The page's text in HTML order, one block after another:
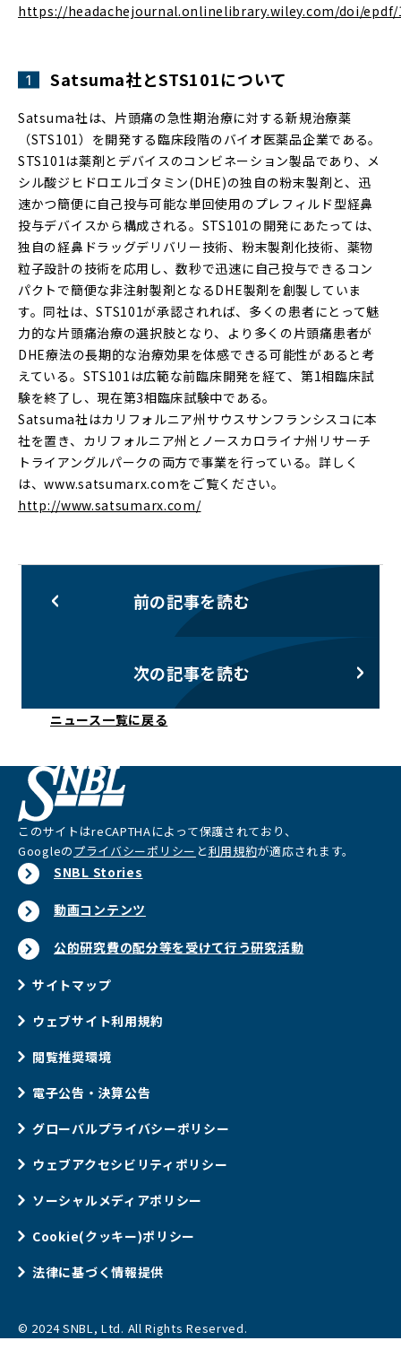
https://headachejournal.onlinelibrary.wiley.com/doi/epdf/
Satsuma社とSTS101について
Satsuma社は、片頭痛の急性期治療に対する新規治療薬
（STS101）を開発する臨床段階のバイオ医薬品企業である。
STS101は薬剤とデバイスのコンビネーション製品であり、メ
シル酸ジヒドロエルゴタミン(DHE)の独自の粉末製剤と、迅
速かつ簡便に自己投与可能な単回使用のプレフィルド型経鼻
投与デバイスから構成される。STS101の開発にあたっては、
独自の経鼻ドラッグデリバリー技術、粉末製剤化技術、薬物
粒子設計の技術を応用し、数秒で迅速に自己投与できるコン
パクトで簡便な非注射製剤となるDHE製剤を創製していま
す。同社は、STS101が承認されれば、多くの患者にとって魅
力的な片頭痛治療の選択肢となり、より多くの片頭痛患者が
DHE療法の長期的な治療効果を体感できる可能性があると考
えている。STS101は広範な前臨床開発を経て、第1相臨床試
験を終了し、現在第3相臨床試験中である。
Satsuma社はカリフォルニア州サウスサンフランシスコに本
社を置き、カリフォルニア州とノースカロライナ州リサーチ
トライアングルパークの両方で事業を行っている。詳しく
は、www.satsumarx.comをご覧ください。
http://www.satsumarx.com/
前の記事を読む
次の記事を読む
ニュース一覧に戻る
このサイトはreCAPTHAによって保護されており、
Googleのプライバシーポリシー と利用規約が適応されます。
SNBL Stories
動画コンテンツ
公的研究費の配分等を受けて行う研究活動
サイトマップ
ウェブサイト利用規約
閲覧推奨環境
電子公告・決算公告
グローバルプライバシーポリシー
ウェブアクセシビリティポリシー
ソーシャルメディアポリシー
Cookie(クッキー)ポリシー
法律に基づく情報提供
© 2024 SNBL, Ltd. All Rights Reserved.